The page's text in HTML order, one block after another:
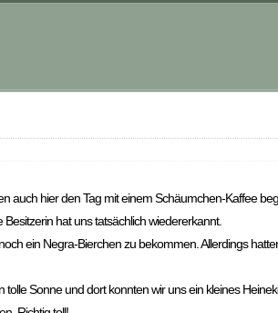
auch hier den Tag mit einem Schäumchen-Kaffee
hat uns tatsächlich wiedererkannt.
ein Negra-Bierchen zu bekommen. Allerdings
Sonne und dort konnten wir uns ein kleines